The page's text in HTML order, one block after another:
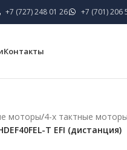
+7 (727) 248 01 26 +7 (701) 206
Контакты
моторы/4-х тактные
T EFI (дистанция)